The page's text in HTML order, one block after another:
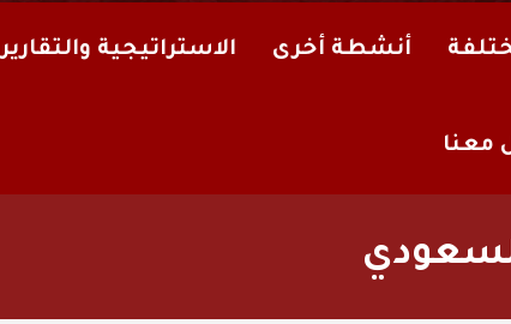
أنشطة أخرى الاستراتيجية والتقارير
معنا